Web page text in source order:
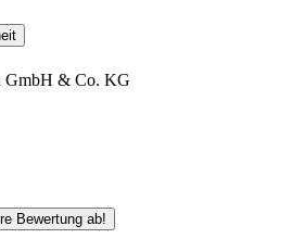
GmbH & Co. KG
Bewertung ab!